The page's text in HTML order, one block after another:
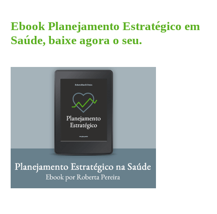
Ebook Planejamento Estratégico em
Saúde, baixe agora o seu.